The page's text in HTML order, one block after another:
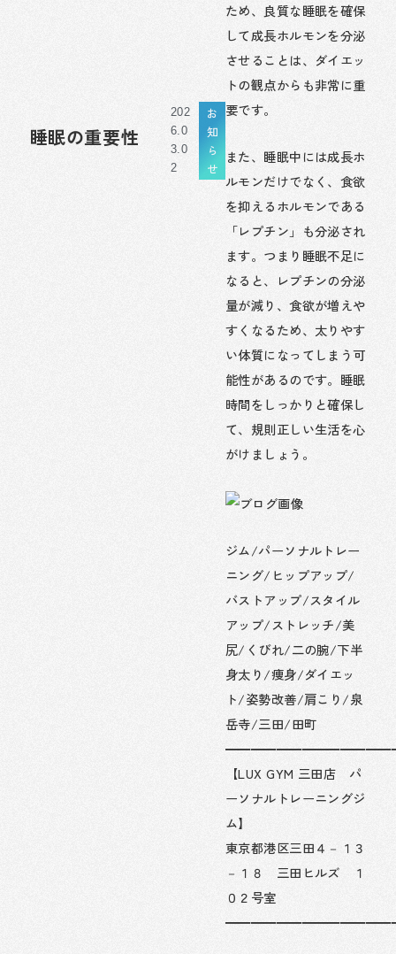
睡眠の重要性
202
6.0
3.0
2
お
知
ら
せ
ため、良質な睡眠を確保
して成長ホルモンを分泌
させることは、ダイエッ
トの観点からも非常に重
要です。
また、睡眠中には成長ホ
ルモンだけでなく、食欲
を抑えるホルモンである
「レプチン」も分泌され
ます。つまり睡眠不足に
なると、レプチンの分泌
量が減り、食欲が増えや
すくなるため、太りやす
い体質になってしまう可
能性があるのです。睡眠
時間をしっかりと確保し
て、規則正しい生活を心
がけましょう。
ジム/パーソナルトレー
ニング/ヒップアップ/
バストアップ/スタイル
アップ/ストレッチ/美
尻/くびれ/二の腕/下半
身太り/痩身/ダイエッ
ト/姿勢改善/肩こり/泉
岳寺/三田/田町
【LUX GYM 三田店 パ
ーソナルトレーニングジ
ム】
東京都港区三田４－１３
－１８ 三田ヒルズ １
０２号室